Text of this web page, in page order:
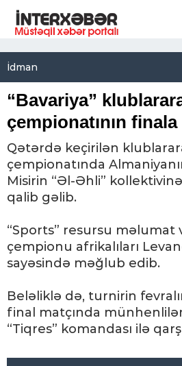
İdman
“Bavariya”
çempionatının finala
Qətərdə keçirilən
çempionatında
Misirin “Əl-Əhli” kollektivinə
qalib gəlib.
“Sports” resursu məlumat
çempionu afrikalıları
sayəsində məğlub edib.
Beləliklə də, turnirin
final matçında
“Tiqres” komandası ilə